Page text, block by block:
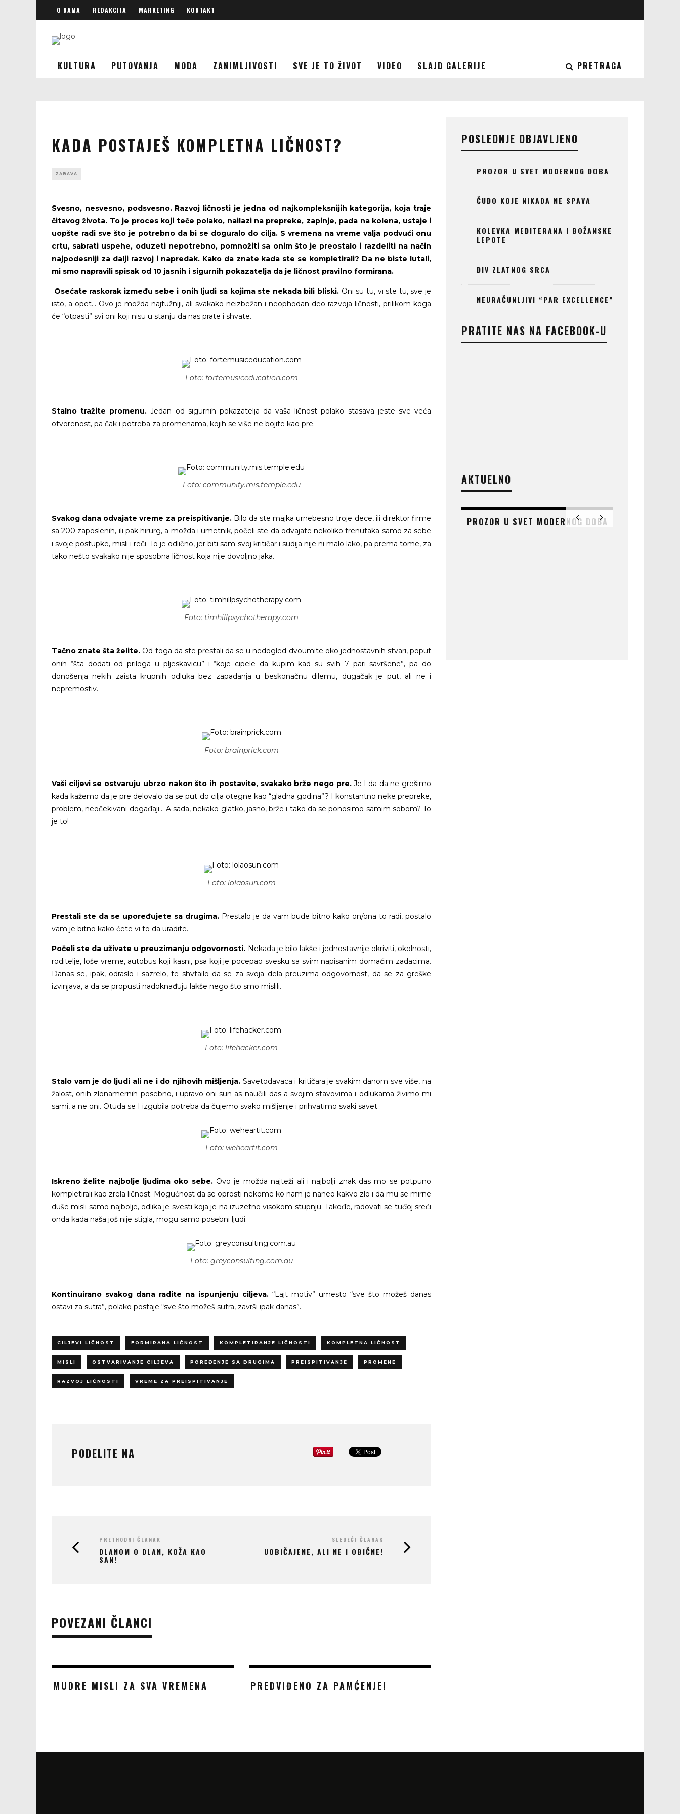
O NAMA REDAKCIJA MARKETING KONTAKT
KULTURA PUTOVANJA MODA ZANIMLJIVOSTI SVE JE TO ŽIVOT VIDEO SLAJD GALERIJE PRETRAGA
KADA POSTAJEŠ KOMPLETNA LIČNOST?
ZABAVA
Svesno, nesvesno, podsvesno. Razvoj ličnosti je jedna od najkompleksnijih kategorija, koja traje
čitavog života. To je proces koji teče polako, nailazi na prepreke, zapinje, pada na kolena, ustaje i
uopšte radi sve što je potrebno da bi se doguralo do cilja. S vremena na vreme valja podvući onu
crtu, sabrati uspehe, oduzeti nepotrebno, pomnožiti sa onim što je preostalo i razdeliti na način
najpodesniji za dalji razvoj i napredak. Kako da znate kada ste se kompletirali? Da ne biste lutali,
mi smo napravili spisak od 10 jasnih i sigurnih pokazatelja da je ličnost pravilno formirana.
Osećate raskorak između sebe i onih ljudi sa kojima ste nekada bili bliski. Oni su tu, vi ste tu, sve je
isto, a opet… Ovo je možda najtužniji, ali svakako neizbežan i neophodan deo razvoja ličnosti, prilikom koga
će “otpasti” svi oni koji nisu u stanju da nas prate i shvate.
Foto: fortemusiceducation.com
Stalno tražite promenu.Jedan od sigurnih pokazatelja da vaša ličnost polako stasava jeste sve veća
otvorenost, pa čak i potreba za promenama, kojih se više ne bojite kao pre.
Foto: community.mis.temple.edu
Svakog dana odvajate vreme za preispitivanje. Bilo da ste majka urnebesno troje dece, ili direktor firme
sa 200 zaposlenih, ili pak hirurg, a možda i umetnik, počeli ste da odvajate nekoliko trenutaka samo za sebe
i svoje postupke, misli i reči. To je odlično, jer biti sam svoj kritičar i sudija nije ni malo lako, pa prema tome, za
tako nešto svakako nije sposobna ličnost koja nije dovoljno jaka.
Foto: timhillpsychotherapy.com
Tačno znate šta želite. Od toga da ste prestali da se u nedogled dvoumite oko jednostavnih stvari, poput
onih “šta dodati od priloga u pljeskavicu” i “koje cipele da kupim kad su svih 7 pari savršene”, pa do
donošenja nekih zaista krupnih odluka bez zapadanja u beskonačnu dilemu, dugačak je put, ali ne i
nepremostiv.
Foto: brainprick.com
Vaši ciljevi se ostvaruju ubrzo nakon što ih postavite, svakako brže nego pre.Je l da da ne grešimo
kada kažemo da je pre delovalo da se put do cilja otegne kao “gladna godina”? I konstantno neke prepreke,
problem, neočekivani događaji… A sada, nekako glatko, jasno, brže i tako da se ponosimo samim sobom? To
je to!
Foto: lolaosun.com
Prestali ste da se upoređujete sa drugima. Prestalo je da vam bude bitno kako on/ona to radi, postalo
vam je bitno kako ćete vi to da uradite.
Počeli ste da uživate u preuzimanju odgovornosti. Nekada je bilo lakše i jednostavnije okriviti, okolnosti,
roditelje, loše vreme, autobus koji kasni, psa koji je pocepao svesku sa svim napisanim domaćim zadacima.
Danas se, ipak, odraslo i sazrelo, te shvtailo da se za svoja dela preuzima odgovornost, da se za greške
izvinjava, a da se propusti nadoknađuju lakše nego što smo mislili.
Foto: lifehacker.com
Stalo vam je do ljudi ali ne i do njihovih mišljenja. Savetodavaca i kritičara je svakim danom sve više, na
žalost, onih zlonamernih posebno, i upravo oni sun as naučili das a svojim stavovima i odlukama živimo mi
sami, a ne oni. Otuda se I izgubila potreba da čujemo svako mišljenje i prihvatimo svaki savet.
Foto: weheartit.com
Iskreno želite najbolje ljudima oko sebe. Ovo je možda najteži ali i najbolji znak das mo se potpuno
kompletirali kao zrela ličnost. Mogućnost da se oprosti nekome ko nam je naneo kakvo zlo i da mu se mirne
duše misli samo najbolje, odlika je svesti koja je na izuzetno visokom stupnju. Takođe, radovati se tuđoj sreći
onda kada naša još nije stigla, mogu samo posebni ljudi.
Foto: greyconsulting.com.au
Kontinuirano svakog dana radite na ispunjenju ciljeva. “Lajt motiv” umesto “sve što možeš danas
ostavi za sutra”, polako postaje “sve što možeš sutra, završi ipak danas”.
CILJEVI LIČNOST FORMIRANA LIČNOST KOMPLETIRANJE LIČNOSTI KOMPLETNA LIČNOST
MISLI OSTVARIVANJE CILJEVA POREĐENJE SA DRUGIMA PREISPITIVANJE PROMENE
RAZVOJ LIČNOSTI VREME ZA PREISPITIVANJE
PODELITE NA
PRETHODNI ČLANAK
DLANOM O DLAN, KOŽA KAO
SAN!
SLEDEĆI ČLANAK
UOBIČAJENE, ALI NE I OBIČNE!
POVEZANI ČLANCI
MUDRE MISLI ZA SVA VREMENA PREDVIĐENO ZA PAMĆENJE!
POSLEDNJE OBJAVLJENO
PROZOR U SVET MODERNOG DOBA
ČUDO KOJE NIKADA NE SPAVA
KOLEVKA MEDITERANA I BOŽANSKE
LEPOTE
DIV ZLATNOG SRCA
NEURAČUNLJIVI “PAR EXCELLENCE”
PRATITE NAS NA FACEBOOK-U
AKTUELNO
DIV ZLATNOG SRCA PROZOR U SVET MODERNOG DOBA